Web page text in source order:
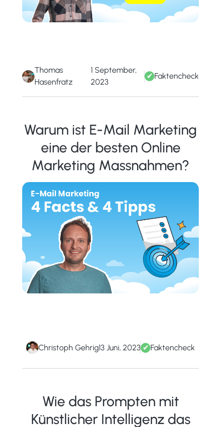
Warum ist E-Mail Marketing
eine der besten Online
Marketing Massnahmen?
Thomas
Hasenfratz
1 September,
2023
✔ Faktencheck
Wie das Prompten mit
Künstlicher Intelligenz das
Christoph Gehrig13 Juni, 2023 ✔ Faktencheck